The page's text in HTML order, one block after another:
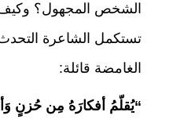
الشخص المجهول؟
تستكمل الشاعرة
الغامضة قائلة:
“يُقلّمُ أفكارَهُ مِن حُزنٍ